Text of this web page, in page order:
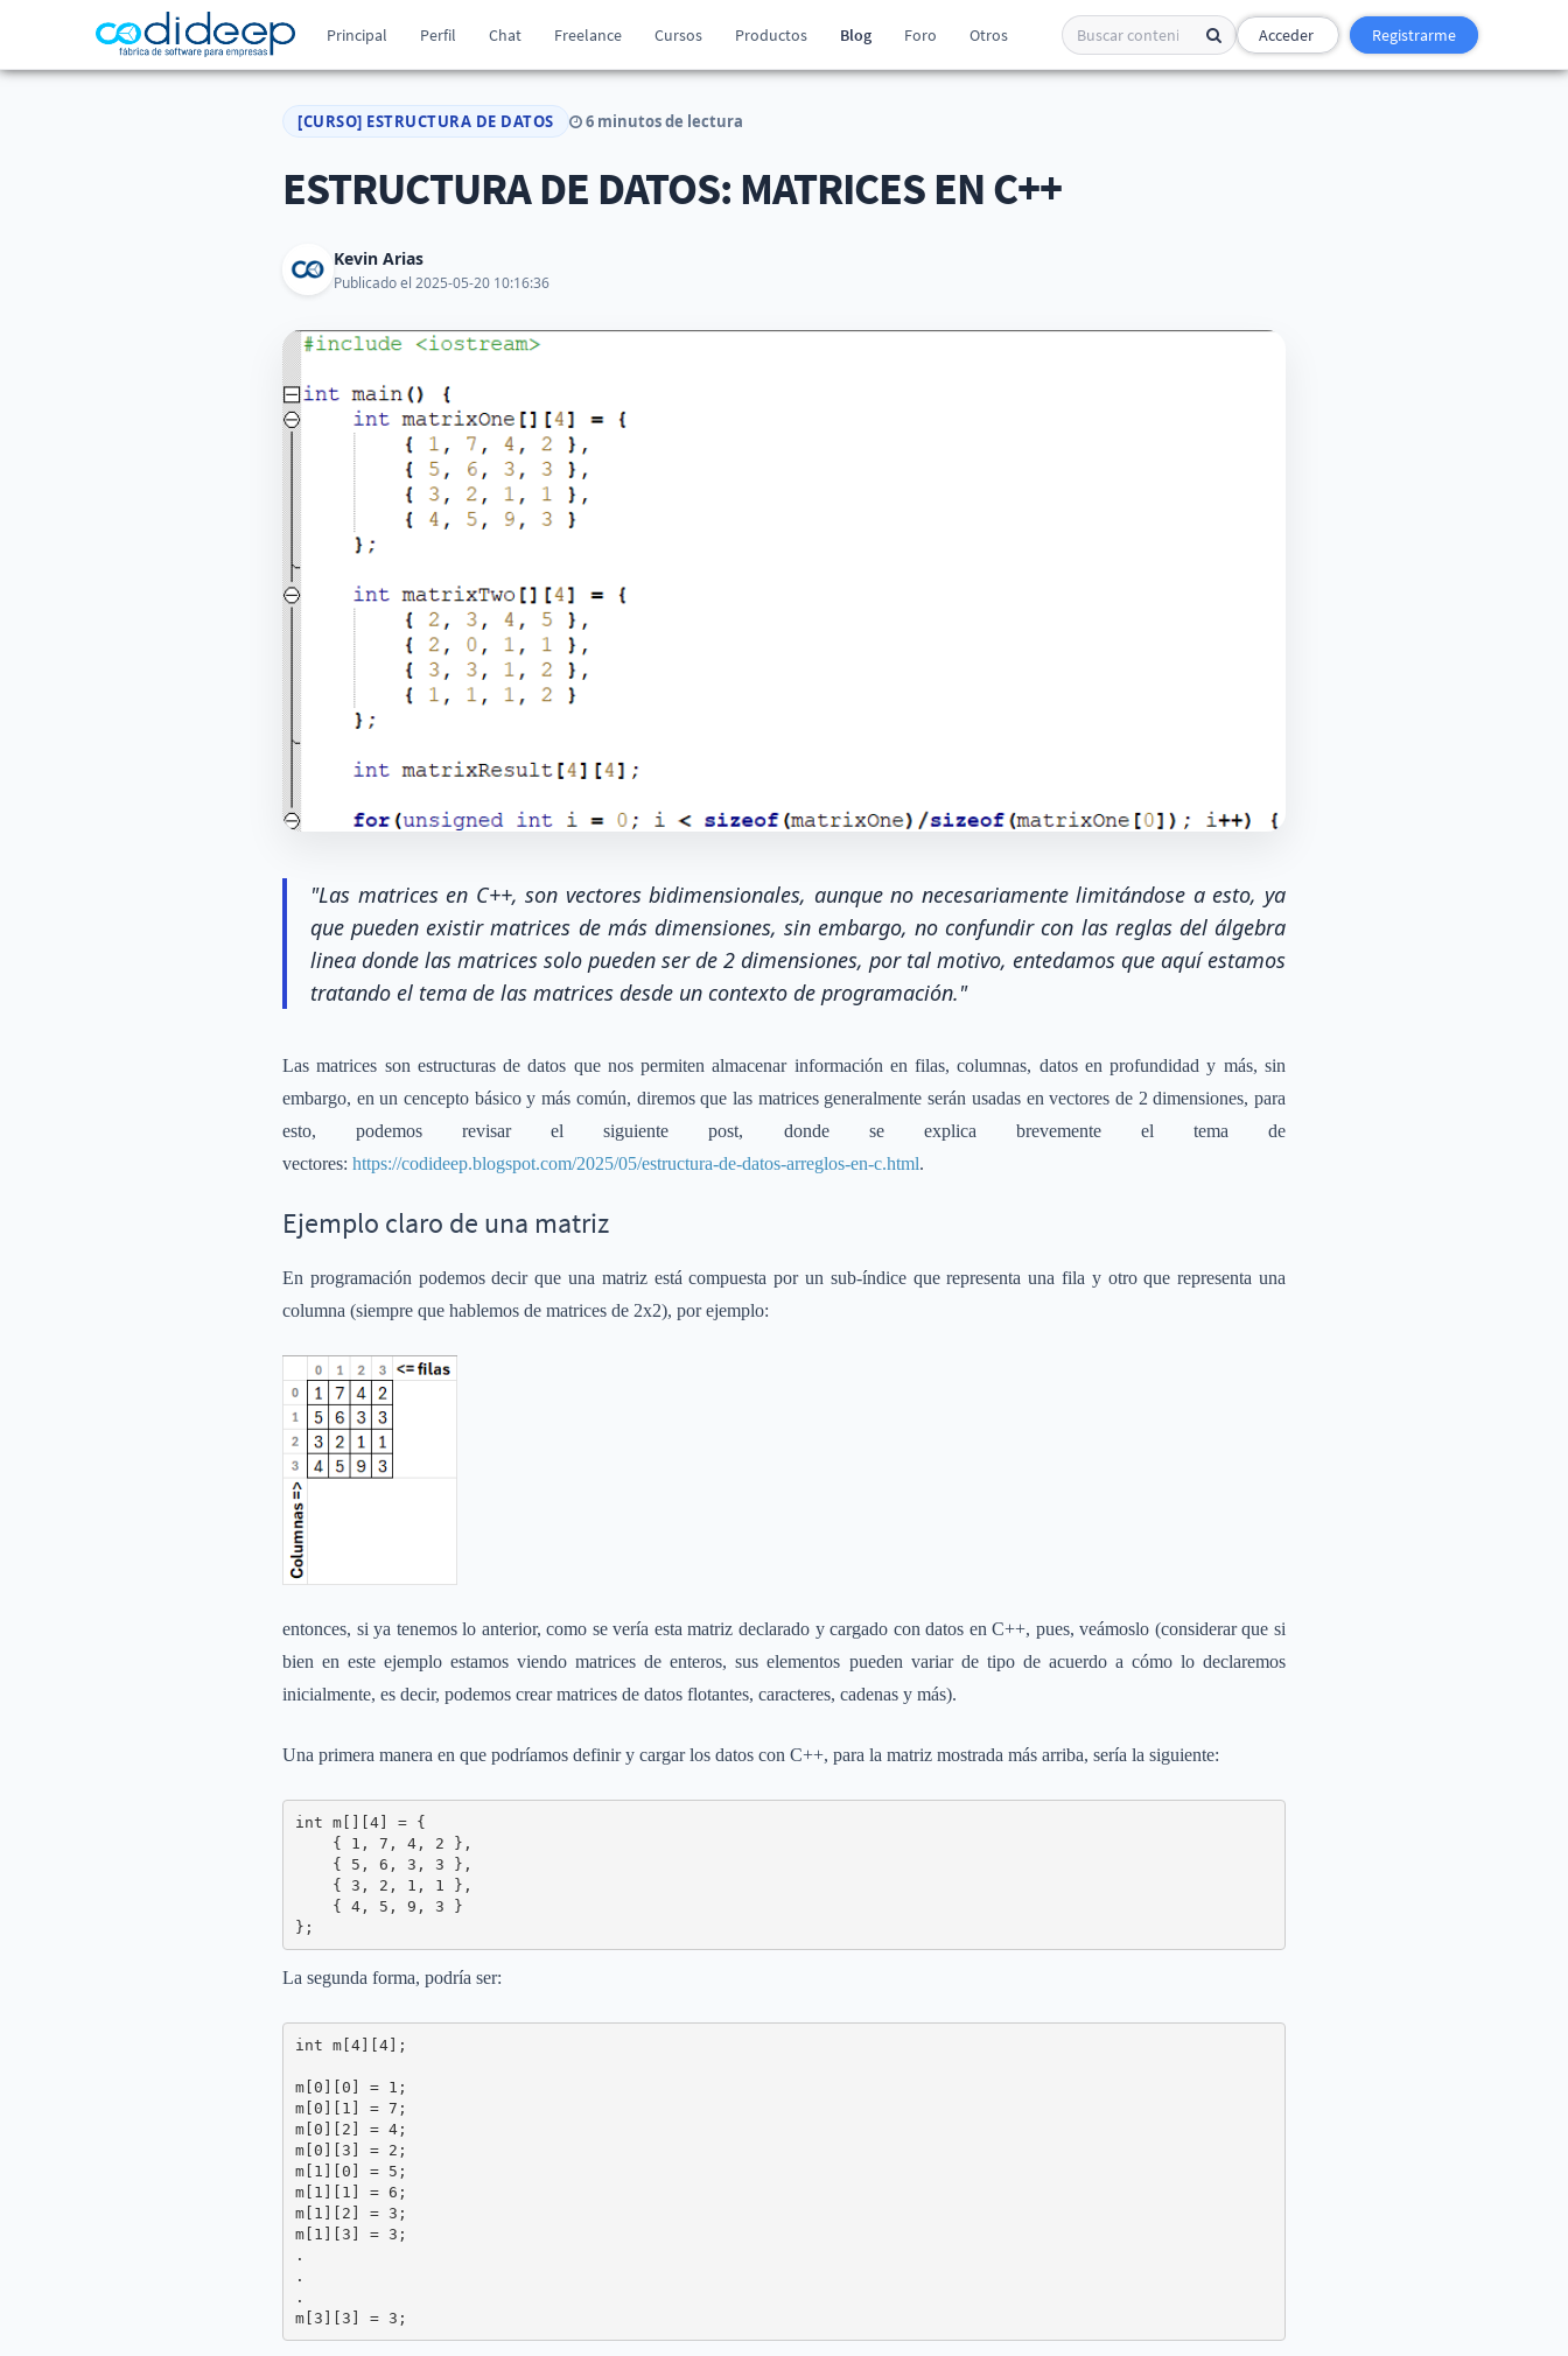
Principal Perfil Chat Freelance Cursos Productos Blog Foro Otros Acceder Registrarme
[CURSO] ESTRUCTURA DE DATOS 6 minutos de lectura
ESTRUCTURA DE DATOS: MATRICES EN C++
Kevin Arias
Publicado el 2025-05-20 10:16:36
"Las matrices en C++, son vectores bidimensionales, aunque no necesariamente limitándose a esto, ya
que pueden existir matrices de más dimensiones, sin embargo, no confundir con las reglas del álgebra
linea donde las matrices solo pueden ser de 2 dimensiones, por tal motivo, entedamos que aquí estamos
tratando el tema de las matrices desde un contexto de programación."
Las matrices son estructuras de datos que nos permiten almacenar información en filas, columnas, datos en profundidad y más, sin
embargo, en un cencepto básico y más común, diremos que las matrices generalmente serán usadas en vectores de 2 dimensiones, para
esto, podemos revisar el siguiente post, donde se explica brevemente el tema de
vectores: https://codideep.blogspot.com/2025/05/estructura-de-datos-arreglos-en-c.html.
Ejemplo claro de una matriz
En programación podemos decir que una matriz está compuesta por un sub-índice que representa una fila y otro que representa una
columna (siempre que hablemos de matrices de 2x2), por ejemplo:
entonces, si ya tenemos lo anterior, como se vería esta matriz declarado y cargado con datos en C++, pues, veámoslo (considerar que si
bien en este ejemplo estamos viendo matrices de enteros, sus elementos pueden variar de tipo de acuerdo a cómo lo declaremos
inicialmente, es decir, podemos crear matrices de datos flotantes, caracteres, cadenas y más).
Una primera manera en que podríamos definir y cargar los datos con C++, para la matriz mostrada más arriba, sería la siguiente:
int m[][4] = {
    { 1, 7, 4, 2 },
    { 5, 6, 3, 3 },
    { 3, 2, 1, 1 },
    { 4, 5, 9, 3 }
};
La segunda forma, podría ser:
int m[4][4];
m[0][0] = 1;
m[0][1] = 7;
m[0][2] = 4;
m[0][3] = 2;
m[1][0] = 5;
m[1][1] = 6;
m[1][2] = 3;
m[1][3] = 3;
.
.
.
m[3][3] = 3;